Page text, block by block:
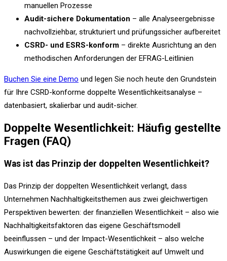
manuellen Prozesse
Audit-sichere Dokumentation – alle Analyseergebnisse
nachvollziehbar, strukturiert und prüfungssicher aufbereitet
CSRD- und ESRS-konform – direkte Ausrichtung an den
methodischen Anforderungen der EFRAG-Leitlinien
Buchen Sie eine Demo und legen Sie noch heute den Grundstein
für Ihre CSRD-konforme doppelte Wesentlichkeitsanalyse –
datenbasiert, skalierbar und audit-sicher.
Doppelte Wesentlichkeit: Häufig gestellte
Fragen (FAQ)
Was ist das Prinzip der doppelten Wesentlichkeit?
Das Prinzip der doppelten Wesentlichkeit verlangt, dass
Unternehmen Nachhaltigkeitsthemen aus zwei gleichwertigen
Perspektiven bewerten: der finanziellen Wesentlichkeit – also wie
Nachhaltigkeitsfaktoren das eigene Geschäftsmodell
beeinflussen – und der Impact-Wesentlichkeit – also welche
Auswirkungen die eigene Geschäftstätigkeit auf Umwelt und